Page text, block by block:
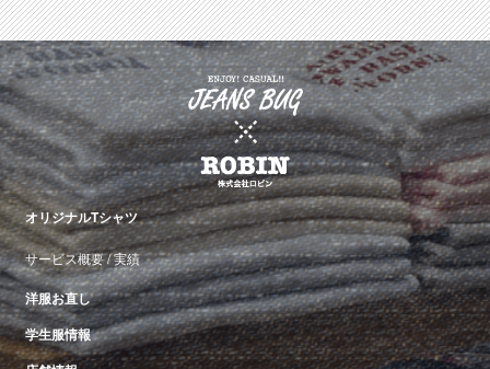
オリジナルTシャツ
サービス概要/実績
洋服お直し
学生服情報